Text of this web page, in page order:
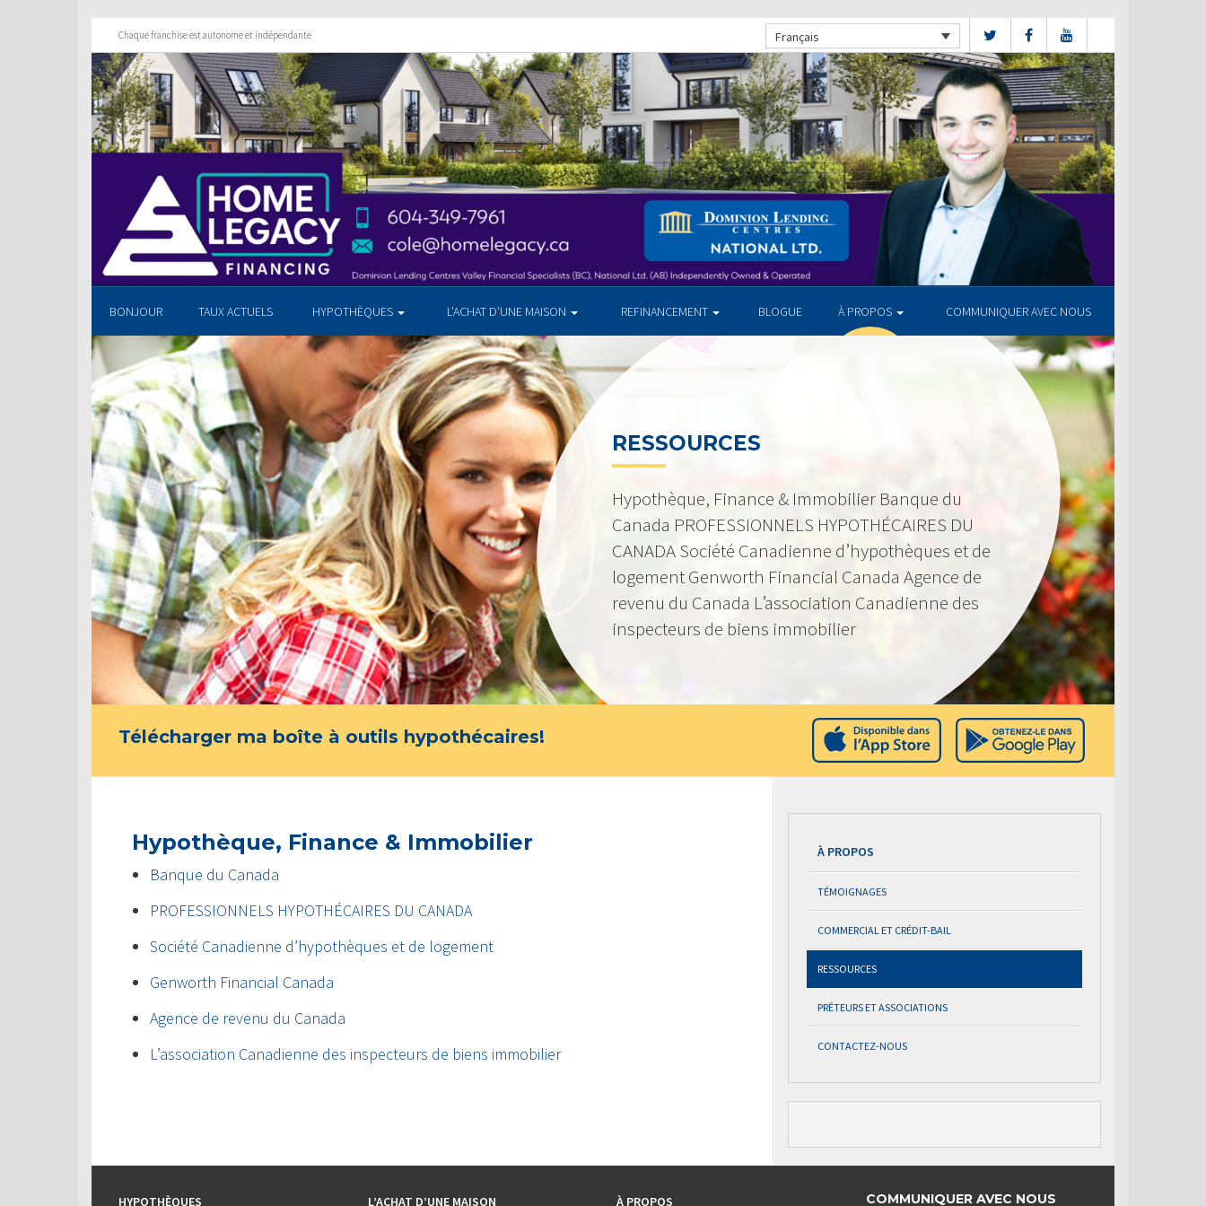
Chaque franchise est autonome et indépendante Français
BONJOUR TAUX ACTUELS HYPOTHÈQUES L’ACHAT D’UNE MAISON REFINANCEMENT BLOGUE À PROPOS COMMUNIQUER AVEC NOUS
RESSOURCES
Hypothèque, Finance & Immobilier Banque du
Canada PROFESSIONNELS HYPOTHÉCAIRES DU
CANADA Société Canadienne d’hypothèques et de
logement Genworth Financial Canada Agence de
revenu du Canada L’association Canadienne des
inspecteurs de biens immobilier
Télécharger ma boîte à outils hypothécaires!
Hypothèque, Finance & Immobilier
Banque du Canada
PROFESSIONNELS HYPOTHÉCAIRES DU CANADA
Société Canadienne d’hypothèques et de logement
Genworth Financial Canada
Agence de revenu du Canada
L’association Canadienne des inspecteurs de biens immobilier
À PROPOS
TÉMOIGNAGES
COMMERCIAL ET CRÉDIT-BAIL
RESSOURCES
PRÊTEURS ET ASSOCIATIONS
CONTACTEZ-NOUS
HYPOTHÈQUES L’ACHAT D’UNE MAISON À PROPOS COMMUNIQUER AVEC NOUS